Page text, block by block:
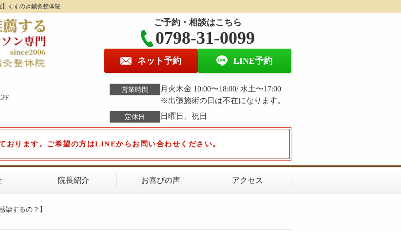
くすのき鍼灸整体院
ご予約・相談はこちら
0798-31-0099
ネット予約 LINE予約
営業時間
月火木金 10:00〜18:00/ 水土〜17:00
※出張施術の日は不在になります。
定休日 日曜日、祝日
おります。ご希望の方はLINEからお問い合わせください。
院長紹介 お喜びの声 アクセス
染するの？】